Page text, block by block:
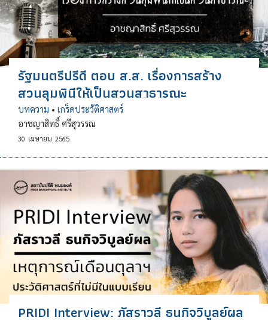
รัฐมนตรีปรีดี ตอบ ส.ส. เรื่องการสร้าง
สวนลุมพินีให้เป็นสวนสาธารณะ
บทความ • เกร็ดประวัติศาสตร์
อาชญาสิทธิ์ ศรีสุวรรณ
30 เมษายน 2565
PRIDI Interview: ภัสราวลี ธนกิจวิบูลย์ผล